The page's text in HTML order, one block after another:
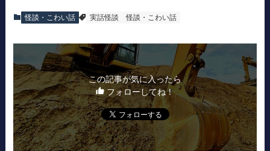
怪談・こわい話 実話怪談 怪談・こわい話
この記事が気に入ったら
フォローしてね！